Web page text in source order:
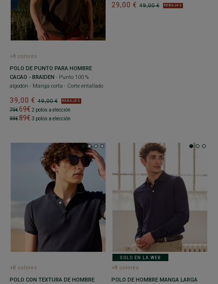
+8 colores
POLO DE PUNTO PARA HOMBRE
CACAO - BRAIDEN - Punto 100 %
algodón - Manga corta - Corte entallado
49,00 €
39,00 € REBAJAS
79€69€ 2 polos a elección
99€ 89€ 3 polos a elección
49,00 €
29,00 € REBAJAS
+8 colores
POLO CON TEXTURA DE HOMBRE
SOLO EN LA WEB
+8 colores
POLO DE HOMBRE MANGA LARGA